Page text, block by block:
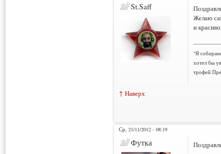
St.Saff
Желаю
и
"Я
хотел бы
трофей
↑ Наверх
Ср, 21/11/2012 - 08:19
Футка